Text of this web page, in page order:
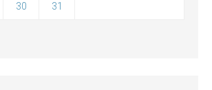
30 31